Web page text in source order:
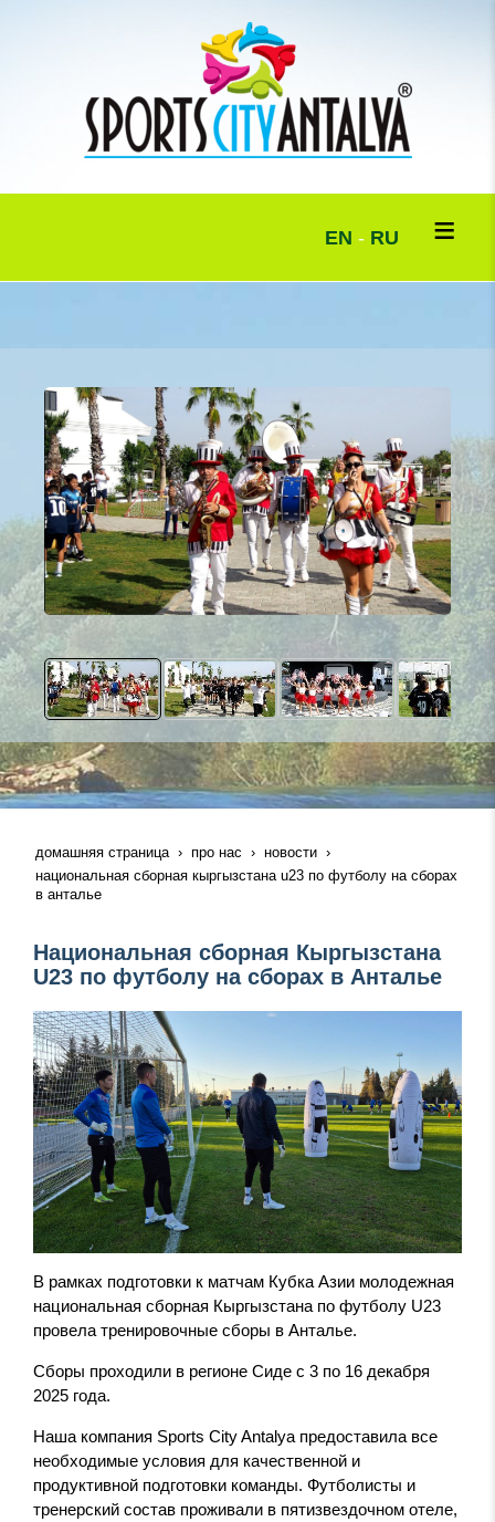
EN - RU
домашняя страница про нас
новости
национальная сборная кыргызстана u23 по футболу на сборах
в анталье
Национальная сборная Кыргызстана
U23 по футболу на сборах в Анталье
В рамках подготовки к матчам Кубка Азии молодежная
национальная сборная Кыргызстана по футболу U23
провела тренировочные сборы в Анталье.
Сборы проходили в регионе Сиде с 3 по 16 декабря
2025 года.
Наша компания Sports City Antalya предоставила все
необходимые условия для качественной и
продуктивной подготовки команды. Футболисты и
тренерский состав проживали в пятизвездочном отеле,